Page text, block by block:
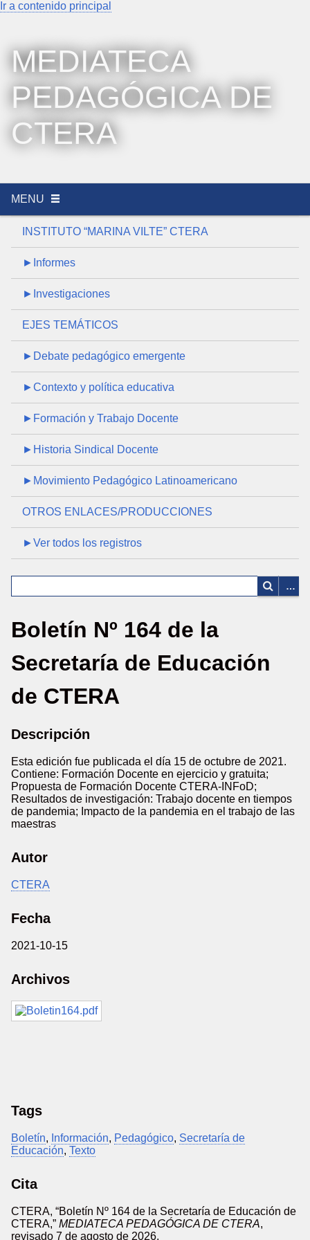
Ir a contenido principal
MEDIATECA
PEDAGÓGICA DE
CTERA
MENU
INSTITUTO “MARINA VILTE” CTERA
►Informes
►Investigaciones
EJES TEMÁTICOS
►Debate pedagógico emergente
►Contexto y política educativa
►Formación y Trabajo Docente
►Historia Sindical Docente
►Movimiento Pedagógico Latinoamericano
OTROS ENLACES/PRODUCCIONES
►Ver todos los registros
Boletín Nº 164 de la
Secretaría de Educación
de CTERA
Descripción
Esta edición fue publicada el día 15 de octubre de 2021.
Contiene: Formación Docente en ejercicio y gratuita;
Propuesta de Formación Docente CTERA-INFoD;
Resultados de investigación: Trabajo docente en tiempos
de pandemia; Impacto de la pandemia en el trabajo de las
maestras
Autor
CTERA
Fecha
2021-10-15
Archivos
Tags
Boletín, Información, Pedagógico, Secretaría de
Educación, Texto
Cita
CTERA, “Boletín Nº 164 de la Secretaría de Educación de
CTERA,” MEDIATECA PEDAGÓGICA DE CTERA,
revisado 7 de agosto de 2026,